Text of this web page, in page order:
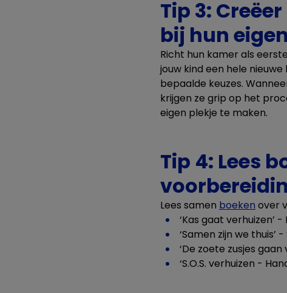
Tip 3:
bij hun
Richt hun kamer als
jouw kind een hele
bepaalde keuzes.
krijgen ze grip op het
eigen plekje te maken.
Tip 4: Lees
Lees samen boeken over
‘Kas gaat verhuizen’ -
‘Samen zijn we thuis’
‘De zoete zusjes
‘S.O.S. verhuizen -